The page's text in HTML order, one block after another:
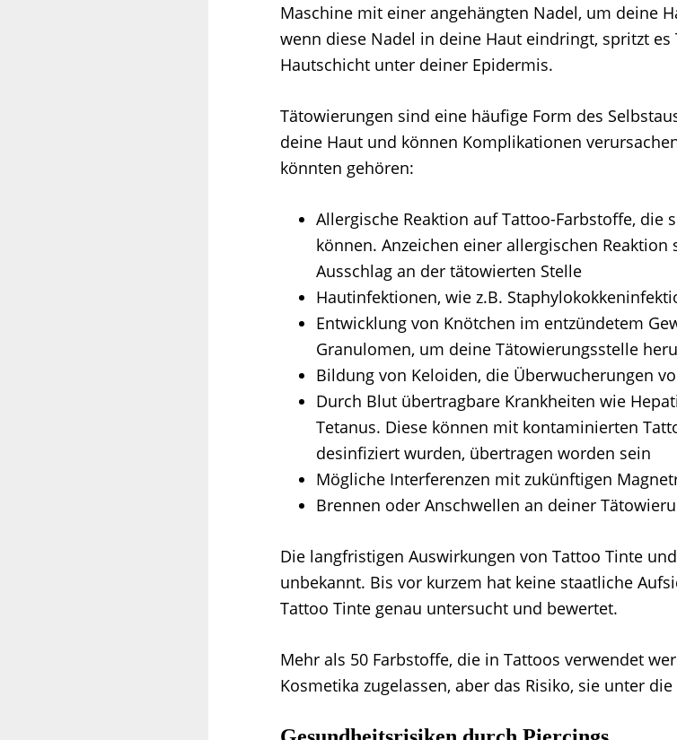
Maschine mit einer angehängten Nadel, um deine
wenn diese Nadel in deine Haut eindringt, spritzt
Hautschicht unter deiner Epidermis.
Tätowierungen sind eine häufige Form des
deine Haut und können Komplikationen
könnten gehören:
Allergische Reaktion auf Tattoo-Farbstoffe, die
können. Anzeichen einer allergischen
Ausschlag an der tätowierten Stelle
Hautinfektionen, wie z.B.
Entwicklung von Knötchen im entzündetem
Granulomen, um deine Tätowierungsstelle
Bildung von Keloiden, die Überwucherungen
Durch Blut übertragbare Krankheiten wie
Tetanus. Diese können mit kontaminierten
desinfiziert wurden, übertragen worden sein
Mögliche Interferenzen mit zukünftigen
Brennen oder Anschwellen an deiner
Die langfristigen Auswirkungen von Tattoo Tinte
unbekannt. Bis vor kurzem hat keine staatliche
Tattoo Tinte genau untersucht und bewertet.
Mehr als 50 Farbstoffe, die in Tattoos verwendet
Kosmetika zugelassen, aber das Risiko, sie unter